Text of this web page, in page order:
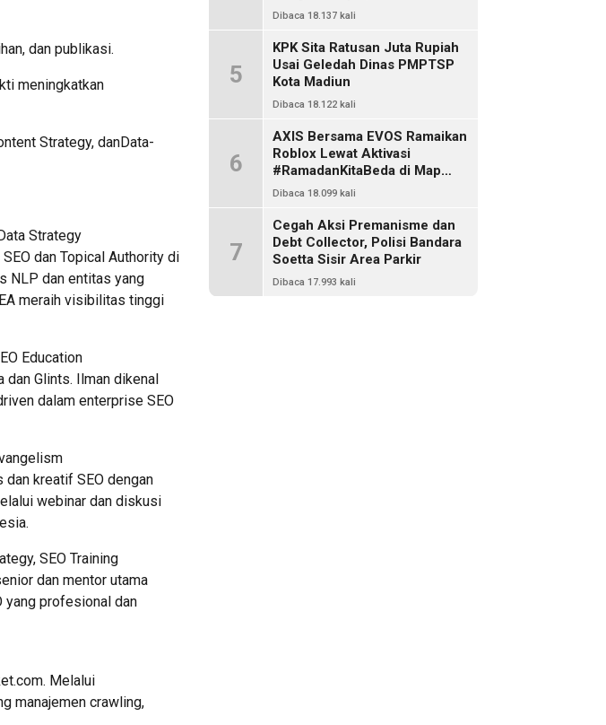
dan publikasi.
meningkatkan
Strategy, danData-
Strategy
dan Topical Authority di
NLP dan entitas yang
meraih visibilitas tinggi
Education
dan Glints. Ilman dikenal
dalam enterprise SEO
dan kreatif SEO dengan
webinar dan diskusi
SEO Training
dan mentor utama
yang profesional dan
Melalui
manajemen crawling,
Dibaca 18.137 kali
5
KPK Sita Ratusan Juta Rupiah
Usai Geledah Dinas PMPTSP
Kota Madiun
Dibaca 18.122 kali
6
AXIS Bersama EVOS Ramaikan
Roblox Lewat Aktivasi
#RamadanKitaBeda di Map
Indo Chat
Dibaca 18.099 kali
7
Cegah Aksi Premanisme dan
Debt Collector, Polisi Bandara
Soetta Sisir Area Parkir
Dibaca 17.993 kali